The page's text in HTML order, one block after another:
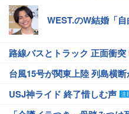
WEST.のW結婚「自
路線バスとトラック 正面衝突
台風15号が関東上陸 列島横断
USJ神ライド 終了惜しむ声